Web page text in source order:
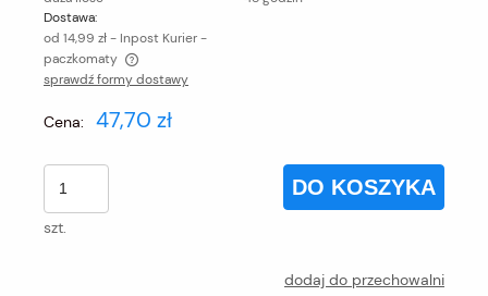
Dostawa:
od 14,99 zł- Inpost Kurier -
paczkomaty
Cena nie zawiera ewentualnych kosztów płatności
sprawdź formy dostawy
Cena: 47,70 zł
szt.
DO KOSZYKA
dodaj do przechowalni